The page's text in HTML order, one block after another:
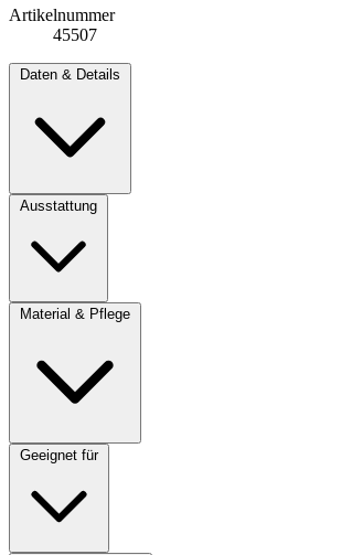
Artikelnummer
45507
Daten & Details
Ausstattung
Material & Pflege
Geeignet für